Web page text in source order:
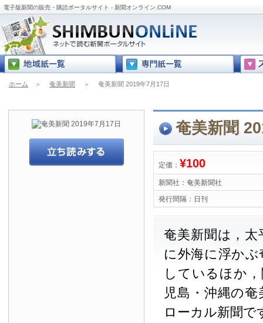
電子版新聞の販売・購読ポータルサイト - 新聞オンライン.COM
ホーム ＞ 奄美新聞 ＞ 奄美新聞 2019年7月17日
奄美新聞
定価： ¥100
新聞社： 奄美新聞社
発行間隔： 日刊
奄美新聞は，
に外海に浮か
しているほか
児島・沖縄の
ローカル新聞で